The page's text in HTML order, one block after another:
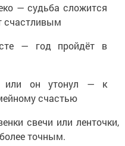
— судьба сложится
счастливым
— год пройдёт в
или он утонул — к
счастью
свечи или ленточки,
точным.